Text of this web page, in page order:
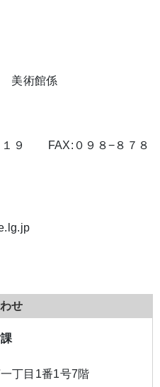
美術館係
１９ FAX:０９８−８７８
せ
丁目1番1号7階